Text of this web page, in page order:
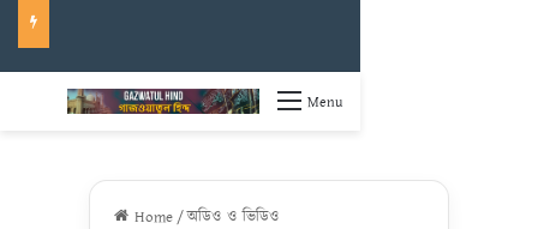
Menu
Home /অডিও ও ভিডিও